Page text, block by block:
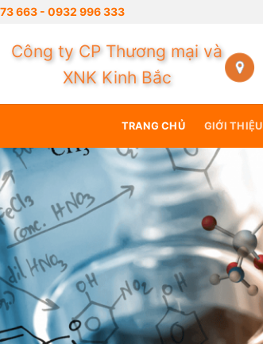
663 - 0932 996 333
Công ty CP Thương mại và
XNK Kinh Bắc
TRANG CHỦ GIỚI THIỆU